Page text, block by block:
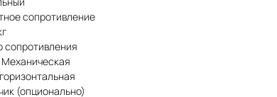
сопротивление
сопротивления
Механическая
(опционально)